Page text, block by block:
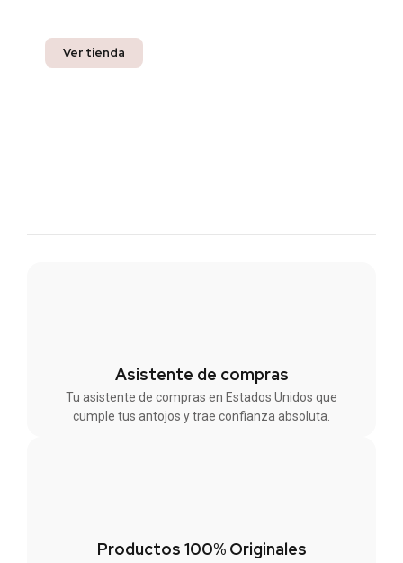
Ver tienda
Asistente de compras
Tu asistente de compras en Estados Unidos que
cumple tus antojos y trae confianza absoluta.
Productos 100% Originales